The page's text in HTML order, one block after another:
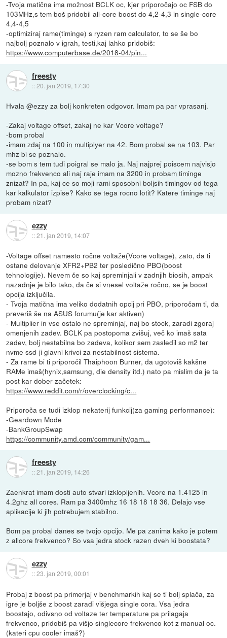
-Tvoja matična ima možnost BCLK oc, kjer priporočajo oc FSB do
103MHz,s tem boš pridobil all-core boost do 4,2-4,3 in single-core
4,4-4,5
-optimiziraj rame(timinge) s ryzen ram calculator, to se še bo
najbolj poznalo v igrah, testi,kaj lahko pridobiš:
https://www.computerbase.de/2018-04/pin...
freesty
::20. jan 2019, 17:30
Hvala @ezzy za bolj konkreten odgovor. Imam pa par vprasanj.
-Zakaj voltage offset, zakaj ne kar Vcore voltage?
-bom probal
-imam zdaj na 100 in multiplyer na 42. Bom probal se na 103. Par
mhz bi se poznalo.
-se bom s tem tudi poigral se malo ja. Naj najprej poiscem najvisjo
mozno frekvenco ali naj raje imam na 3200 in probam timinge
znizat? In pa, kaj ce so moji rami sposobni boljsih timingov od tega
kar kalkulator izpise? Kako se tega rocno lotit? Katere timinge naj
probam nizat?
ezzy
::21. jan 2019, 14:07
-Voltage offset namesto ročne voltaže(Vcore voltage), zato, da ti
ostane delovanje XFR2+PB2 ter posledično PBO(boost
tehnologije). Nevem če so kaj spreminjali v zadnjih biosih, ampak
nazadnje je bilo tako, da če si vnesel voltaže ročno, se je boost
opcija izključila.
- Tvoja matična ima veliko dodatnih opcij pri PBO, priporočam ti, da
preveriš še na ASUS forumu(je kar aktiven)
- Multiplier in vse ostalo ne spreminjaj, naj bo stock, zaradi zgoraj
omenjenih zadev. BCLK pa postopoma zvišuj, več ko imaš sata
zadev, bolj nestabilna bo zadeva, kolikor sem zasledil so m2 ter
nvme ssd-ji glavni krivci za nestabilnost sistema.
- Za rame bi ti priporočil Thaiphoon Burner, da ugotoviš kakšne
RAMe imaš(hynix,samsung, die density itd.) nato pa mislim da je ta
post kar dober začetek:
https://www.reddit.com/r/overclocking/c...
Priporoča se tudi izklop nekaterij funkcij(za gaming performance):
-Geardown Mode
-BankGroupSwap
https://community.amd.com/community/gam...
freesty
::21. jan 2019, 14:26
Zaenkrat imam dosti auto stvari izklopljenih. Vcore na 1.4125 in
4.2ghz all cores. Ram pa 3400mhz 16 18 18 18 36. Delajo vse
aplikacije ki jih potrebujem stabilno.
Bom pa probal danes se tvojo opcijo. Me pa zanima kako je potem
z allcore frekvenco? So vsa jedra stock razen dveh ki boostata?
ezzy
::23. jan 2019, 00:01
Probaj z boost pa primerjaj v benchmarkih kaj se ti bolj splača, za
igre je boljše z boost zaradi višjega single cora. Vsa jedra
boostajo, odivsno od voltaze ter temperature pa prilagaja
frekvenco, pridobiš pa višjo singlecore frekvenco kot z manual oc.
(kateri cpu cooler imaš?)